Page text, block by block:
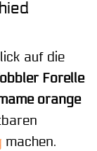
auf die
Forelle
orange
machen.